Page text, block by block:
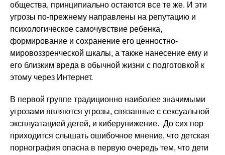
общества, принципиально остаются все те же. И эти
угрозы по-прежнему направлены на репутацию и
психологическое самочувствие ребенка,
формирование и сохранение его ценностно-
мировоззренческой шкалы, а также нанесение ему и
его близким вреда в обычной жизни с подготовкой к
этому через Интернет.
В первой группе традиционно наиболее значимыми
угрозами являются угрозы, связанные с сексуальной
эксплуатацией детей, и киберунижение. До сих пор
приходится слышать ошибочное мнение, что детская
порнография опасна в первую очередь тем, что дети